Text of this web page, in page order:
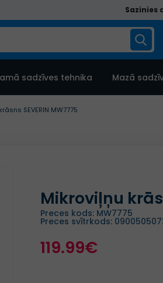
Sazinies
sadzīves tehnika Mazā
SEVERIN MW7775
Mikroviļņu
Preces kods: MW7775
Preces svītrkods:
119.99€